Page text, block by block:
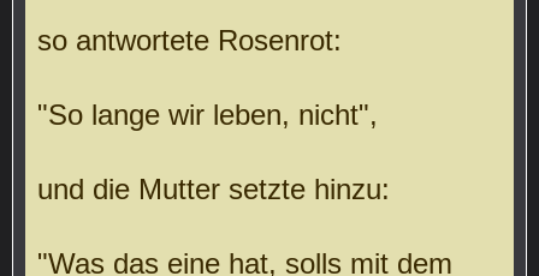
so antwortete Rosenrot:
"So lange wir leben, nicht",
und die Mutter setzte hinzu:
"Was das eine hat, solls mit dem